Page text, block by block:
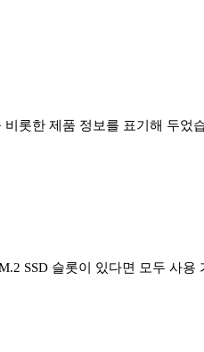
비롯한 제품 정보를 표기해 두었
SSD 슬롯이 있다면 모두 사용